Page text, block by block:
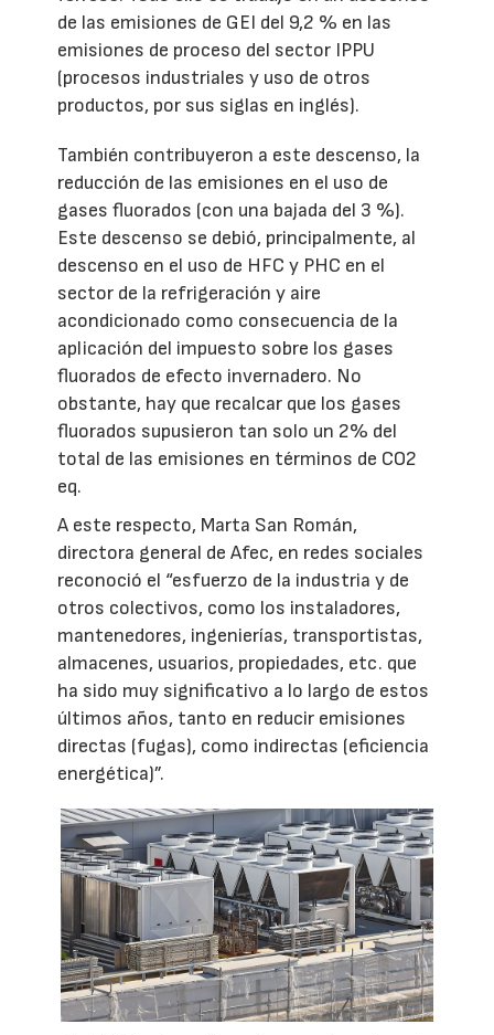
de las emisiones de GEI del 9,2 % en las
emisiones de proceso del sector IPPU
(procesos industriales y uso de otros
productos, por sus siglas en inglés).
También contribuyeron a este descenso, la
reducción de las emisiones en el uso de
gases fluorados (con una bajada del 3 %).
Este descenso se debió, principalmente, al
descenso en el uso de HFC y PHC en el
sector de la refrigeración y aire
acondicionado como consecuencia de la
aplicación del impuesto sobre los gases
fluorados de efecto invernadero. No
obstante, hay que recalcar que los gases
fluorados supusieron tan solo un 2% del
total de las emisiones en términos de CO2
eq.
A este respecto, Marta San Román,
directora general de Afec, en redes sociales
reconoció el “esfuerzo de la industria y de
otros colectivos, como los instaladores,
mantenedores, ingenierías, transportistas,
almacenes, usuarios, propiedades, etc. que
ha sido muy significativo a lo largo de estos
últimos años, tanto en reducir emisiones
directas (fugas), como indirectas (eficiencia
energética)”.